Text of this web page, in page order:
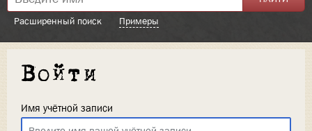
Расширенный поиск Примеры
Войти
Имя учётной записи